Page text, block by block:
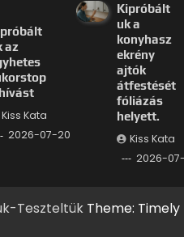
az
Kiss Kata
2026-07-20
Kipróbált
uk a
konyhasz
ekrény
ajtók
átfestését
fóliázás
helyett.
Kiss Kata
2026-
Teszteltük Theme: Timely